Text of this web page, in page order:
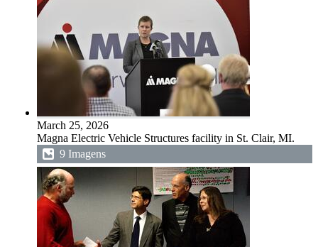
March 25, 2026
Magna Electric Vehicle Structures facility in St. Clair, MI.
9 Imagens